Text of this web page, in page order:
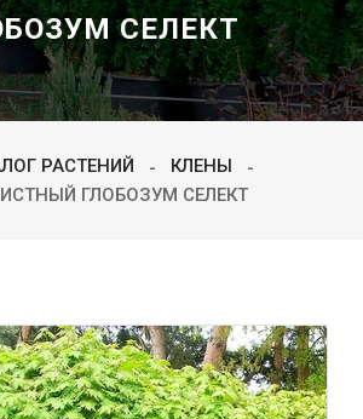
СЕЛЕКТ
РАСТЕНИЙ
КЛЕНЫ
ГЛОБОЗУМ СЕЛЕКТ